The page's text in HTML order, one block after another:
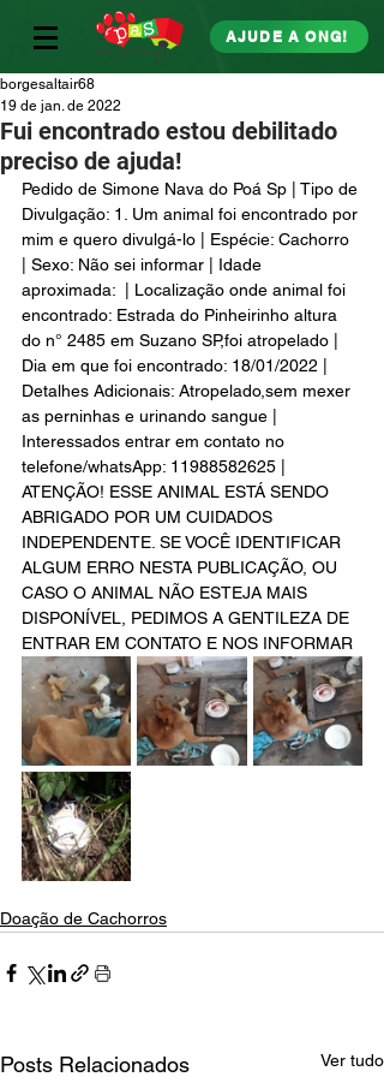
AJUDE A ONG!
Fui encontrado estou debilitado
preciso de ajuda!
borgesaltair68
19 de jan. de 2022
Pedido de Simone Nava do Poá Sp | Tipo de
Divulgação: 1. Um animal foi encontrado por
mim e quero divulgá-lo | Espécie: Cachorro
| Sexo: Não sei informar | Idade
aproximada:  | Localização onde animal foi
encontrado: Estrada do Pinheirinho altura
do n° 2485 em Suzano SP,foi atropelado |
Dia em que foi encontrado: 18/01/2022 |
Detalhes Adicionais: Atropelado,sem mexer
as perninhas e urinando sangue |
Interessados entrar em contato no
telefone/whatsApp: 11988582625 |
ATENÇÃO! ESSE ANIMAL ESTÁ SENDO
ABRIGADO POR UM CUIDADOS
INDEPENDENTE. SE VOCÊ IDENTIFICAR
ALGUM ERRO NESTA PUBLICAÇÃO, OU
CASO O ANIMAL NÃO ESTEJA MAIS
DISPONÍVEL, PEDIMOS A GENTILEZA DE
ENTRAR EM CONTATO E NOS INFORMAR
Doação de Cachorros
Posts Relacionados Ver tudo